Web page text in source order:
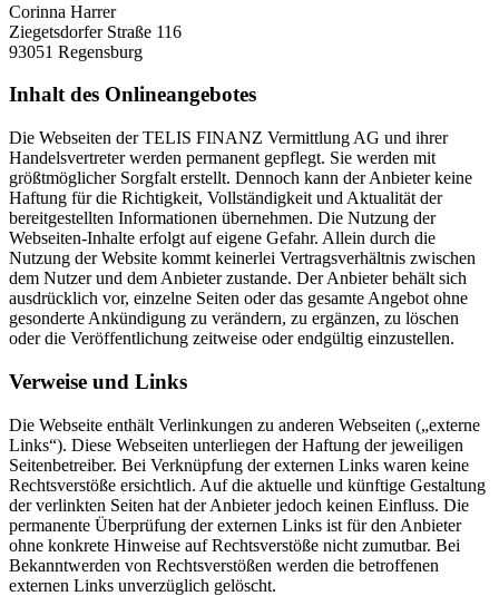
Corinna Harrer
Ziegetsdorfer Straße 116
93051 Regensburg
Inhalt des Onlineangebotes
Die Webseiten der TELIS FINANZ Vermittlung AG und ihrer
Handelsvertreter werden permanent gepflegt. Sie werden mit
größtmöglicher Sorgfalt erstellt. Dennoch kann der Anbieter keine
Haftung für die Richtigkeit, Vollständigkeit und Aktualität der
bereitgestellten Informationen übernehmen. Die Nutzung der
Webseiten-Inhalte erfolgt auf eigene Gefahr. Allein durch die
Nutzung der Website kommt keinerlei Vertragsverhältnis zwischen
dem Nutzer und dem Anbieter zustande. Der Anbieter behält sich
ausdrücklich vor, einzelne Seiten oder das gesamte Angebot ohne
gesonderte Ankündigung zu verändern, zu ergänzen, zu löschen
oder die Veröffentlichung zeitweise oder endgültig einzustellen.
Verweise und Links
Die Webseite enthält Verlinkungen zu anderen Webseiten („externe
Links“). Diese Webseiten unterliegen der Haftung der jeweiligen
Seitenbetreiber. Bei Verknüpfung der externen Links waren keine
Rechtsverstöße ersichtlich. Auf die aktuelle und künftige Gestaltung
der verlinkten Seiten hat der Anbieter jedoch keinen Einfluss. Die
permanente Überprüfung der externen Links ist für den Anbieter
ohne konkrete Hinweise auf Rechtsverstöße nicht zumutbar. Bei
Bekanntwerden von Rechtsverstößen werden die betroffenen
externen Links unverzüglich gelöscht.